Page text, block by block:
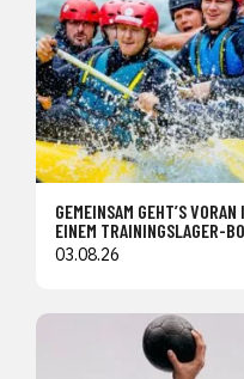
GEMEINSAM GEHT’S
EINEM TRAININGSLAGER-
03.08.26